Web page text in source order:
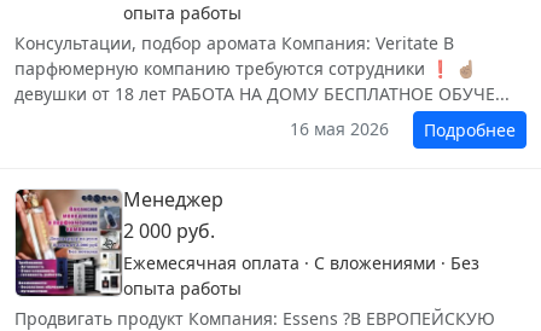
опыта работы
Консультации, подбор аромата Компания: Veritate В
парфюмерную компанию требуются сотрудники ❗ ☝🏽
девушки от 18 лет РАБОТА НА ДОМУ БЕСПЛАТНОЕ ОБУЧЕ...
16 мая 2026
Подробнее
Менеджер
2 000 руб.
Ежемесячная оплата · С вложениями · Без
опыта работы
Продвигать продукт Компания: Essens ?В ЕВРОПЕЙСКУЮ